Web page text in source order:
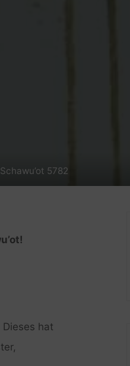
Schawu’ot 5782
hat